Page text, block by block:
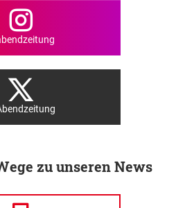
zu unseren News